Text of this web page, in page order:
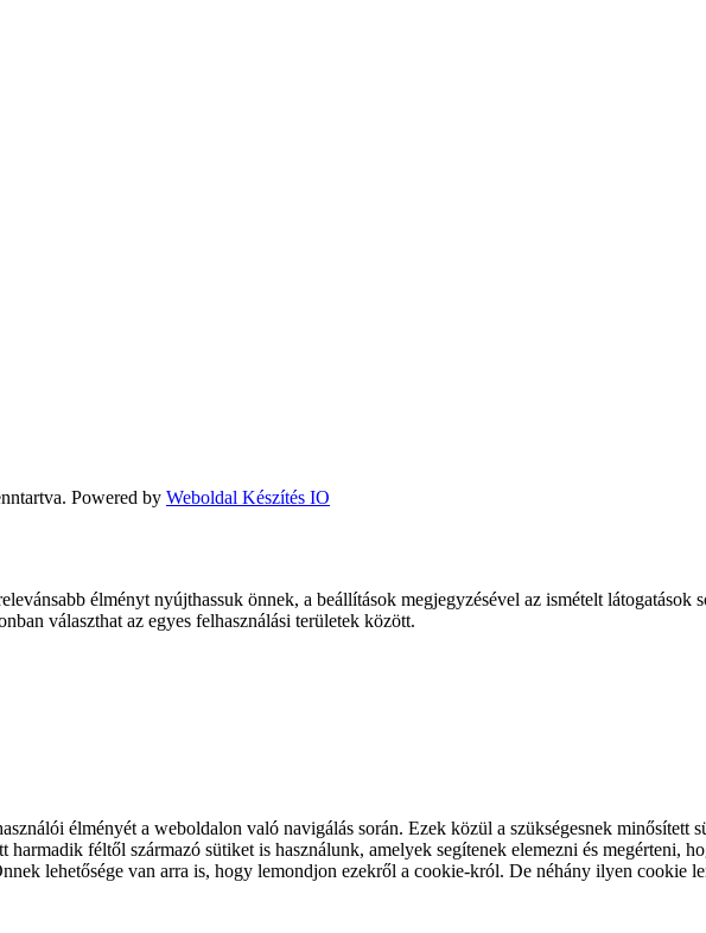
Powered by Weboldal Készítés IO
élményt nyújthassuk önnek, a beállítások megjegyzésével az ismételt
választhat az egyes felhasználási területek között.
élményét a weboldalon való navigálás során. Ezek közül a szükségesnek minősített
féltől származó sütiket is használunk, amelyek segítenek elemezni és megérteni,
lehetősége van arra is, hogy lemondjon ezekről a cookie-król. De néhány ilyen cookie